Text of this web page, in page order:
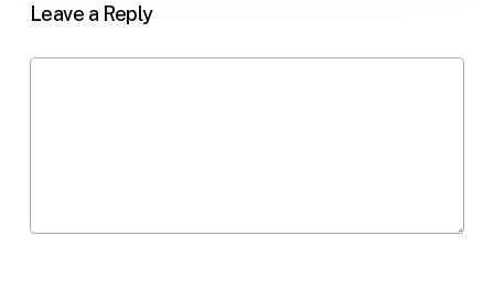
Leave a Reply